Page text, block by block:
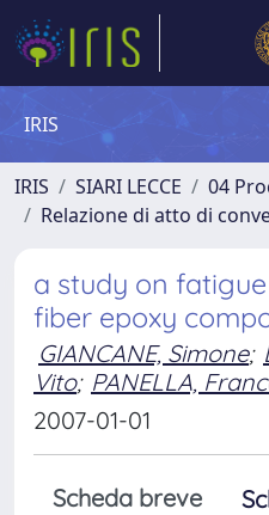
IRIS
IRIS SIARI LECCE
04
Relazione di atto di
a study on
fiber epoxy
GIANCANE, Simone;
Vito; PANELLA,
2007-01-01
Scheda breve